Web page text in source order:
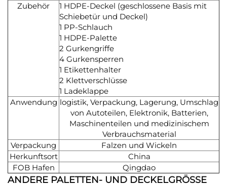
Zubehör
1 HDPE-Deckel (geschlossene Basis mit
Schiebetür und Deckel)
1 PP-Schlauch
1 HDPE-Palette
2 Gurkengriffe
4 Gurkensperren
1 Etikettenhalter
2 Klettverschlüsse
1 Ladeklappe
Anwendung logistik, Verpackung, Lagerung, Umschlag
von Autoteilen, Elektronik, Batterien,
Maschinenteilen und medizinischem
Verbrauchsmaterial
Verpackung
Falzen und Wickeln
Herkunftsort
China
FOB Hafen
Qingdao
ANDERE PALETTEN- UND DECKELGRÖSSE